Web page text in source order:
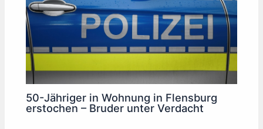
50-Jähriger in Wohnung in Flensburg
erstochen – Bruder unter Verdacht